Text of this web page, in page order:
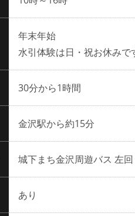
年末年始
水引体験は日・祝お休みで
30分から1時間
金沢駅から約15分
城下まち金沢周遊バス 左
あり